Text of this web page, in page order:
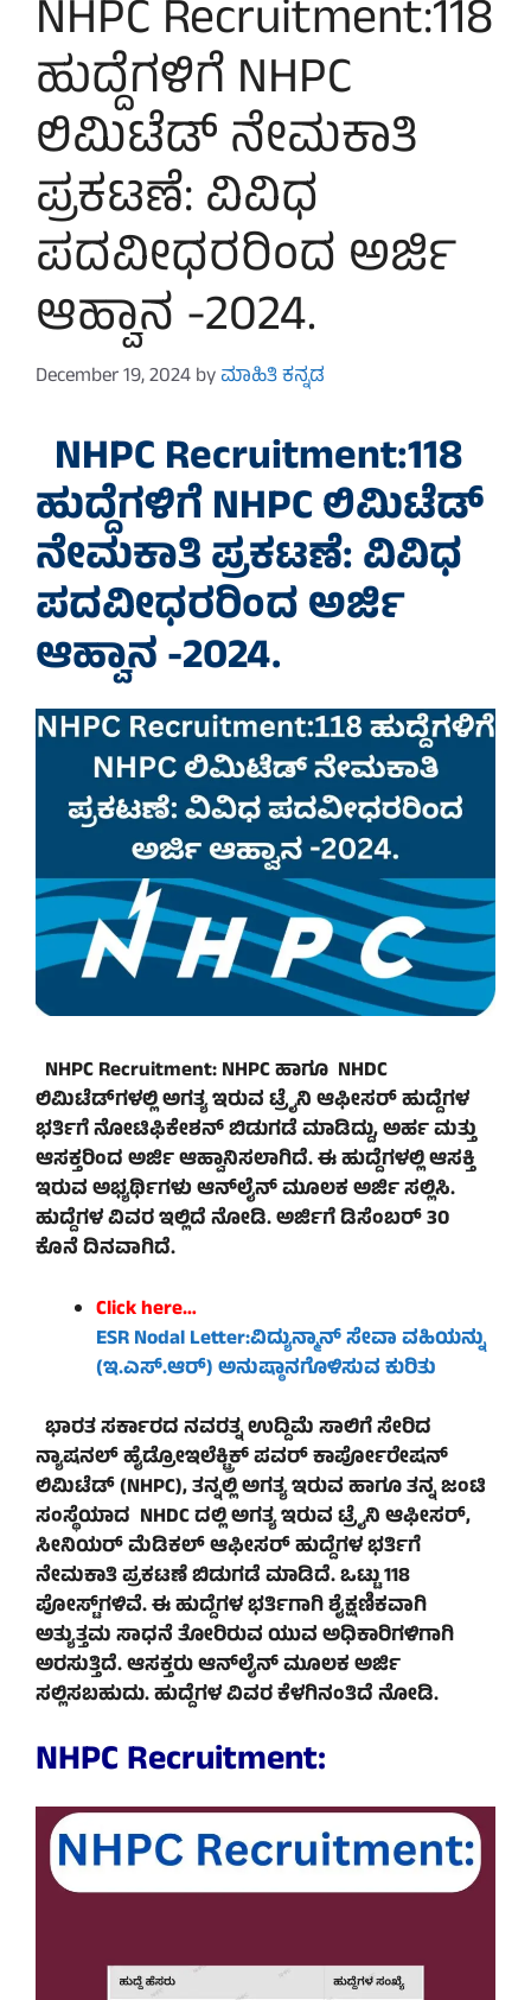
NHPC Recruitment:118
ಹುದ್ದೆಗಳಿಗೆ NHPC
ಲಿಮಿಟೆಡ್‌ ನೇಮಕಾತಿ
ಪ್ರಕಟಣೆ: ವಿವಿಧ
ಪದವೀಧರರಿಂದ ಅರ್ಜಿ
ಆಹ್ವಾನ -2024.
December 19, 2024byಮಾಹಿತಿ ಕನ್ನಡ
NHPC Recruitment:118
ಹುದ್ದೆಗಳಿಗೆ NHPC ಲಿಮಿಟೆಡ್‌
ನೇಮಕಾತಿ ಪ್ರಕಟಣೆ: ವಿವಿಧ
ಪದವೀಧರರಿಂದ ಅರ್ಜಿ
ಆಹ್ವಾನ -2024.
NHPC Recruitment: NHPC ಹಾಗೂ NHDC
ಲಿಮಿಟೆಡ್‌ಗಳಲ್ಲಿ ಅಗತ್ಯ ಇರುವ ಟ್ರೈನಿ ಆಫೀಸರ್‌ ಹುದ್ದೆಗಳ
ಭರ್ತಿಗೆ ನೋಟಿಫಿಕೇಶನ್‌ ಬಿಡುಗಡೆ ಮಾಡಿದ್ದು, ಅರ್ಹ ಮತ್ತು
ಆಸಕ್ತರಿಂದ ಅರ್ಜಿ ಆಹ್ವಾನಿಸಲಾಗಿದೆ. ಈ ಹುದ್ದೆಗಳಲ್ಲಿ ಆಸಕ್ತಿ
ಇರುವ ಅಭ್ಯರ್ಥಿಗಳು ಆನ್‌ಲೈನ್‌ ಮೂಲಕ ಅರ್ಜಿ ಸಲ್ಲಿಸಿ.
ಹುದ್ದೆಗಳ ವಿವರ ಇಲ್ಲಿದೆ ನೋಡಿ. ಅರ್ಜಿಗೆ ಡಿಸೆಂಬರ್ 30
ಕೊನೆ ದಿನವಾಗಿದೆ.
Click here…
ESR Nodal Letter:ವಿದ್ಯುನ್ಮಾನ್ ಸೇವಾ ವಹಿಯನ್ನು
(ಇ.ಎಸ್.ಆರ್) ಅನುಷ್ಠಾನಗೊಳಿಸುವ ಕುರಿತು
ಭಾರತ ಸರ್ಕಾರದ ನವರತ್ನ ಉದ್ದಿಮೆ ಸಾಲಿಗೆ ಸೇರಿದ
ನ್ಯಾಷನಲ್ ಹೈಡ್ರೋಇಲೆಕ್ಟ್ರಿಕ್ ಪವರ್‌ ಕಾರ್ಪೋರೇಷನ್‌
ಲಿಮಿಟೆಡ್‌ (NHPC), ತನ್ನಲ್ಲಿ ಅಗತ್ಯ ಇರುವ ಹಾಗೂ ತನ್ನ ಜಂಟಿ
ಸಂಸ್ಥೆಯಾದ NHDC ದಲ್ಲಿ ಅಗತ್ಯ ಇರುವ ಟ್ರೈನಿ ಆಫೀಸರ್,
ಸೀನಿಯರ್ ಮೆಡಿಕಲ್ ಆಫೀಸರ್ ಹುದ್ದೆಗಳ ಭರ್ತಿಗೆ
ನೇಮಕಾತಿ ಪ್ರಕಟಣೆ ಬಿಡುಗಡೆ ಮಾಡಿದೆ. ಒಟ್ಟು 118
ಪೋಸ್ಟ್‌ಗಳಿವೆ. ಈ ಹುದ್ದೆಗಳ ಭರ್ತಿಗಾಗಿ ಶೈಕ್ಷಣಿಕವಾಗಿ
ಅತ್ಯುತ್ತಮ ಸಾಧನೆ ತೋರಿರುವ ಯುವ ಅಧಿಕಾರಿಗಳಿಗಾಗಿ
ಅರಸುತ್ತಿದೆ. ಆಸಕ್ತರು ಆನ್‌ಲೈನ್‌ ಮೂಲಕ ಅರ್ಜಿ
ಸಲ್ಲಿಸಬಹುದು. ಹುದ್ದೆಗಳ ವಿವರ ಕೆಳಗಿನಂತಿದೆ ನೋಡಿ.
NHPC Recruitment: